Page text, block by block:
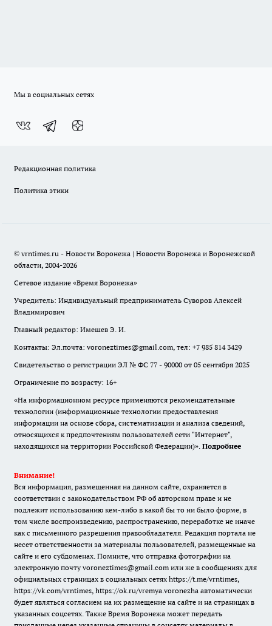
Мы в социальных сетях
Редакционная политика
Политика этики
© vrntimes.ru - Новости Воронежа | Новости Воронежа и Воронежской
области, 2004-2026
Сетевое издание «Время Воронежа»
Учредитель: Индивидуальный предприниматель Суворов Алексей
Владимирович
Главный редактор: Имешев Э. И.
Контакты: Эл.почта: voroneztimes@gmail.com, тел: +7 985 814 3429
Свидетельство о регистрации ЭЛ № ФС 77 - 90000 от 05 сентября 2025
Ограничение по возрасту: 16+
«На информационном ресурсе применяются рекомендательные
технологии (информационные технологии предоставления
информации на основе сбора, систематизации и анализа сведений,
относящихся к предпочтениям пользователей сети "Интернет",
находящихся на территории Российской Федерации)». Подробнее
Внимание!
Вся информация, размещенная на данном сайте, охраняется в
соответствии с законодательством РФ об авторском праве и не
подлежит использованию кем-либо в какой бы то ни было форме, в
том числе воспроизведению, распространению, переработке не иначе
как с письменного разрешения правообладателя. Редакция портала не
несет ответственности за материалы пользователей, размещенные на
сайте и его субдоменах. Помните, что отправка фотографии на
электронную почту voroneztimes@gmail.com или же в сообщениях для
официальных страницах в социальных сетях https://t.me/vrntimes,
https://vk.com/vrntimes, https://ok.ru/vremya.voronezha автоматически
будет являться согласием на их размещение на сайте и на страницах в
указанных соцсетях. Также Время Воронежа может передать